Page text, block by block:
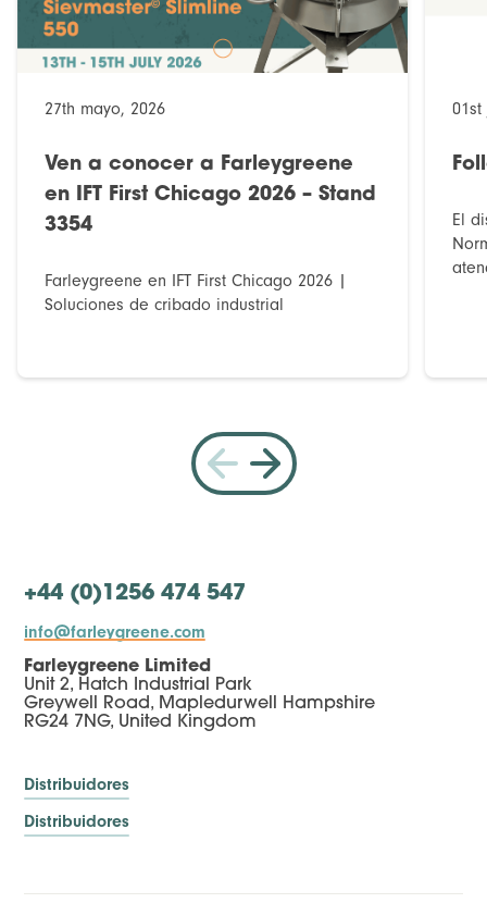
27th mayo, 2026
Ven a conocer a Farleygreene
en IFT First Chicago 2026 – Stand
3354
Farleygreene en IFT First Chicago 2026 |
Soluciones de cribado industrial
01st
El
+44 (0)1256 474 547
info@farleygreene.com
Farleygreene Limited
Unit 2, Hatch Industrial Park
Greywell Road, Mapledurwell Hampshire
RG24 7NG, United Kingdom
Distribuidores
Distribuidores